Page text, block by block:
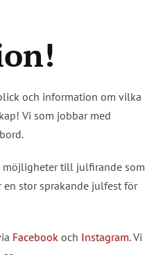
och information om vilka
Vi som jobbar med
möjligheter till julfirande som
stor sprakande julfest för
Facebook och Instagram.Vi